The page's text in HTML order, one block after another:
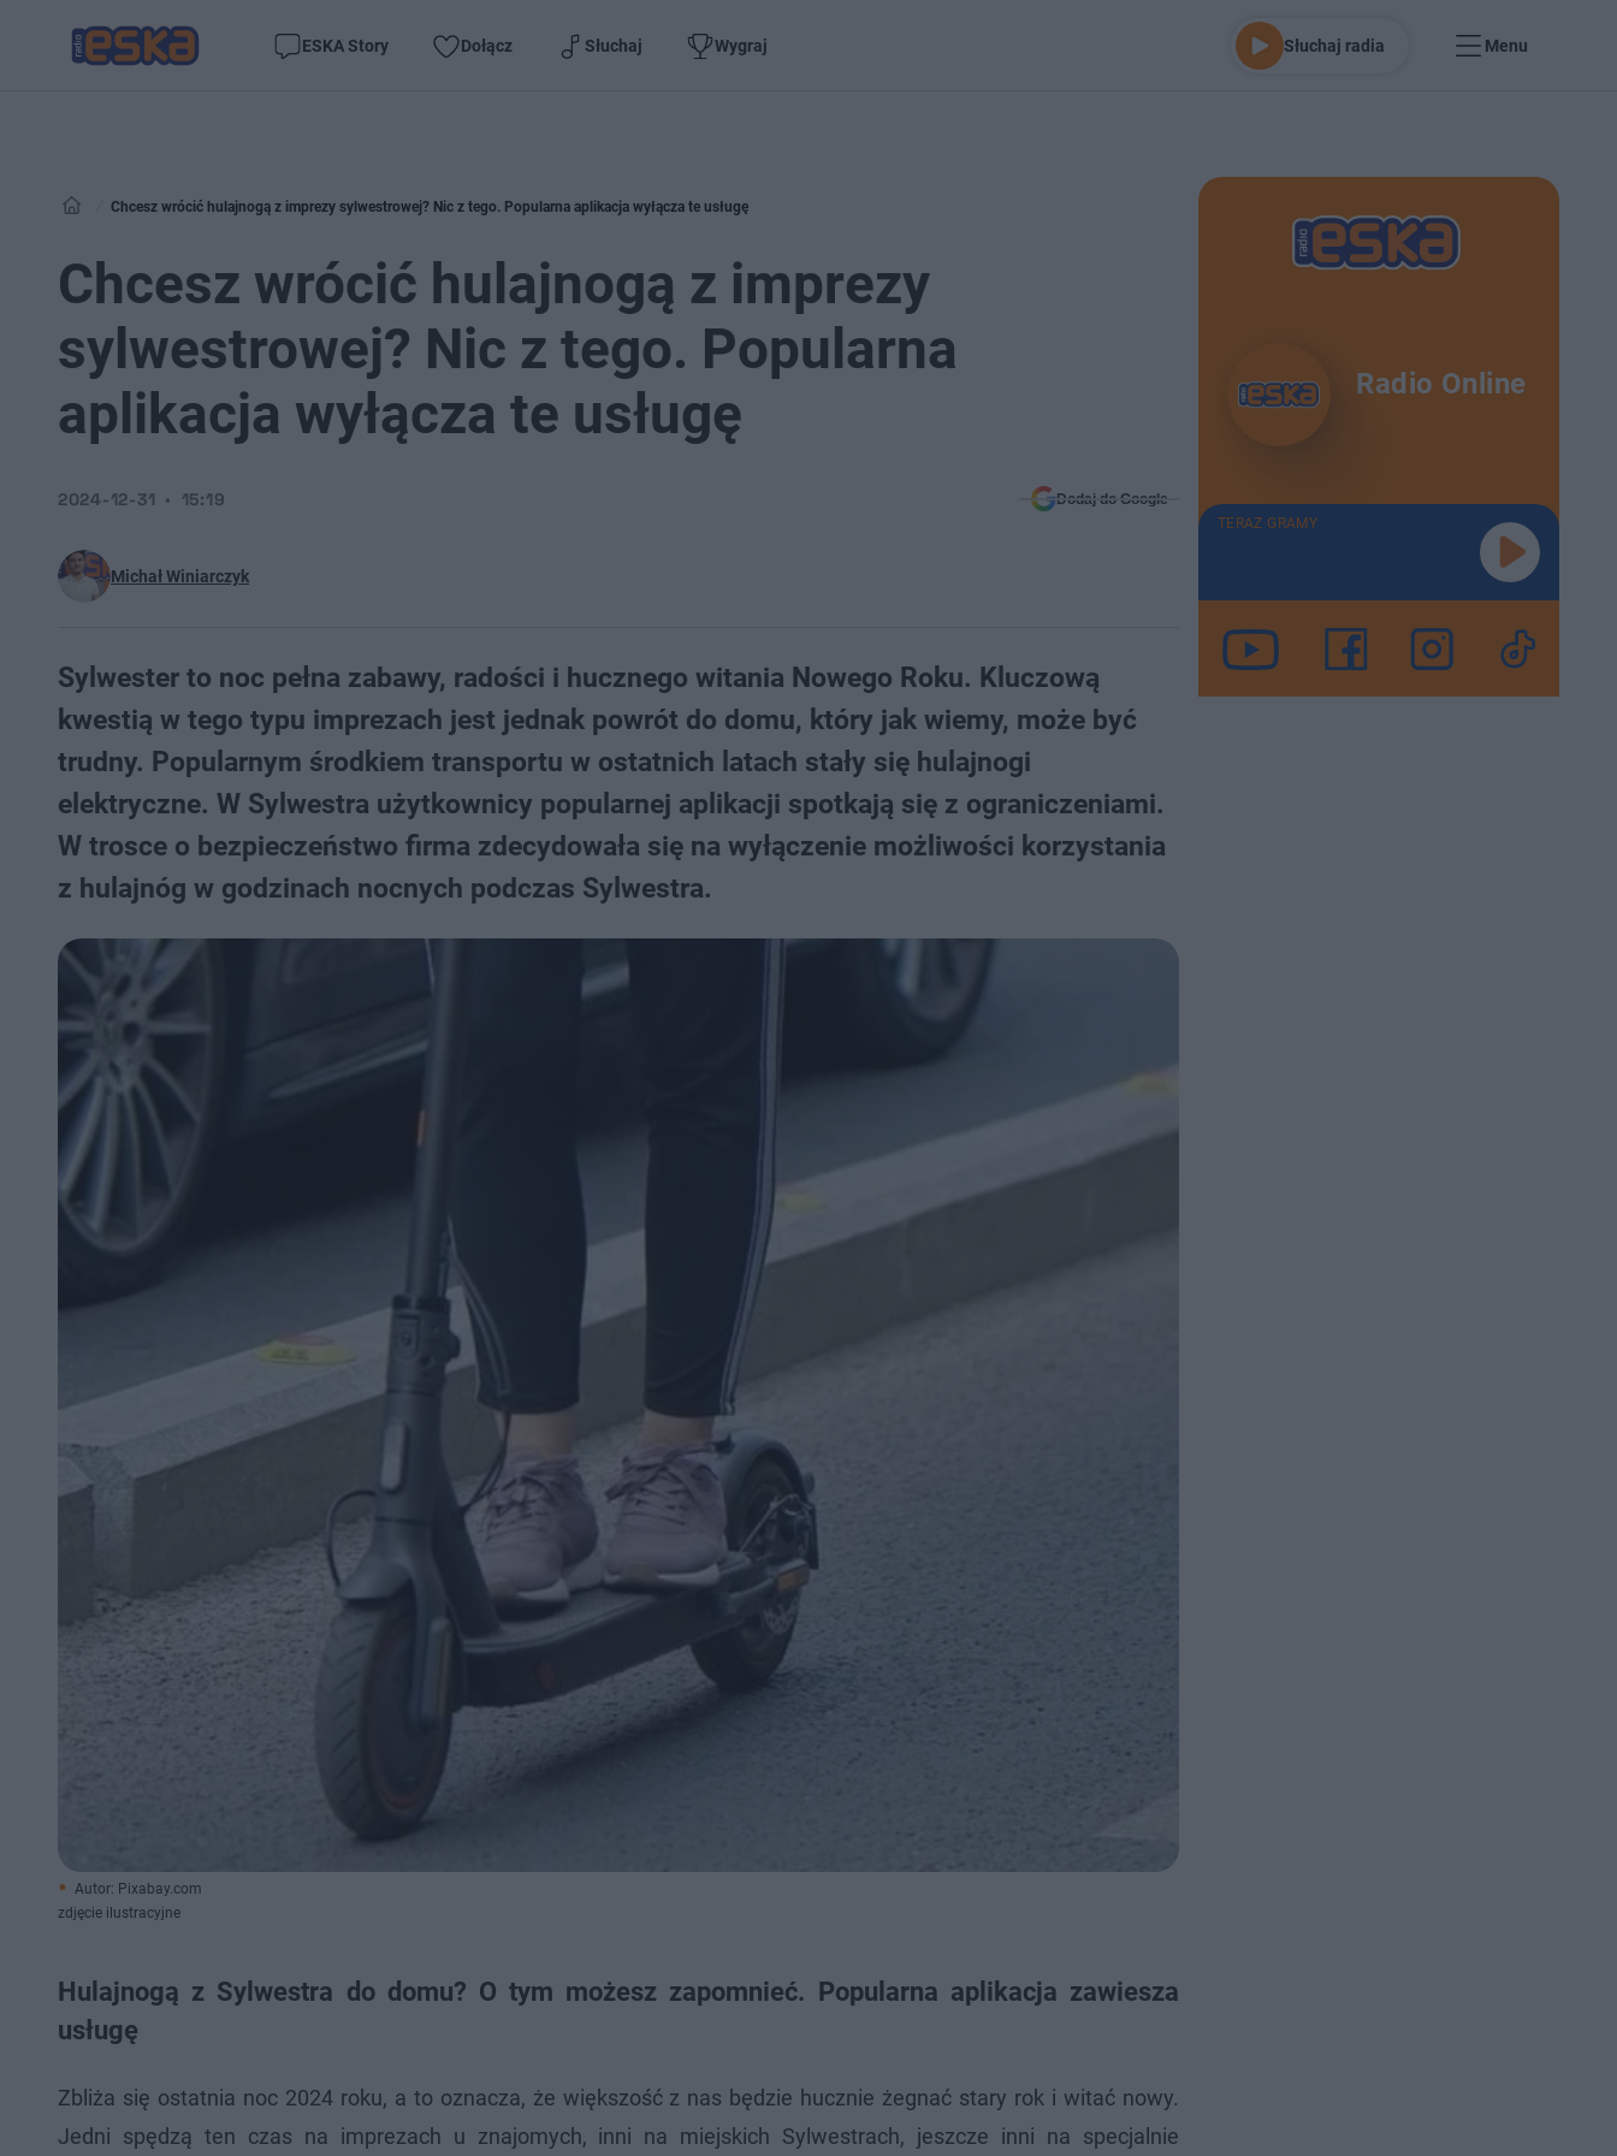
ESKA Story Dołącz Słuchaj Wygraj Słuchaj radia Menu
Chcesz wrócić hulajnogą z imprezy sylwestrowej? Nic z tego. Popularna aplikacja wyłącza te usługę
Chcesz wrócić hulajnogą z imprezy
sylwestrowej? Nic z tego. Popularna
aplikacja wyłącza te usługę
Michał Winiarczyk
2024-12-31 15:19 Dodaj do Google
Sylwester to noc pełna zabawy, radości i hucznego witania Nowego Roku. Kluczową
kwestią w tego typu imprezach jest jednak powrót do domu, który jak wiemy, może być
trudny. Popularnym środkiem transportu w ostatnich latach stały się hulajnogi
elektryczne. W Sylwestra użytkownicy popularnej aplikacji spotkają się z ograniczeniami.
W trosce o bezpieczeństwo firma zdecydowała się na wyłączenie możliwości korzystania
z hulajnóg w godzinach nocnych podczas Sylwestra.
Autor: Pixabay.com
zdjęcie ilustracyjne
Hulajnogą z Sylwestra do domu? O tym możesz zapomnieć. Popularna aplikacja zawiesza
usługę
Zbliża się ostatnia noc 2024 roku, a to oznacza, że większość z nas będzie hucznie żegnać stary rok i witać nowy.
Jedni spędzą ten czas na imprezach u znajomych, inni na miejskich Sylwestrach, jeszcze inni na specjalnie
Radio Online
TERAZ GRAMY